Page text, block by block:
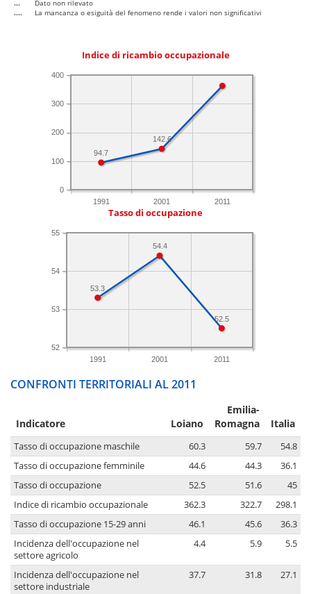
...
Dato non rilevato
....
La mancanza o esiguità del fenomeno rende i valori non significativi
Indice di ricambio occupazionale
1991 2001 2011
0
100
200
300
400
142.6
94.7
Tasso di occupazione
1991 2001 2011
52
53
54
55
52.5
54.4
53.3
CONFRONTI TERRITORIALI AL 2011
Indicatore Loiano
Emilia-
Romagna
Italia
Tasso di occupazione maschile 60.3 59.7
54.8
Tasso di occupazione femminile
44.6 44.3
36.1
Tasso di occupazione
52.5 51.6
45
Indice di ricambio occupazionale
362.3 322.7
298.1
Tasso di occupazione 15-29 anni
46.1 45.6
36.3
Incidenza dell'occupazione nel
settore agricolo
4.4 5.9 5.5
Incidenza dell'occupazione nel
settore industriale
37.7 31.8 27.1